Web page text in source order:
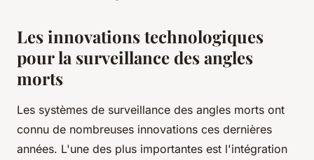
Les innovations technologiques
pour la surveillance des angles
morts
Les systèmes de surveillance des angles morts ont
connu de nombreuses innovations ces dernières
années. L'une des plus importantes est l'intégration